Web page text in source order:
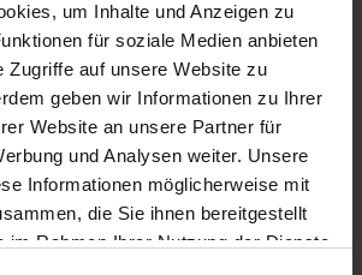
um Inhalte und Anzeigen zu
für soziale Medien anbieten
Zugriffe auf unsere Website zu
geben wir Informationen zu Ihrer
Website an unsere Partner für
und Analysen weiter. Unsere
Informationen möglicherweise mit
die Sie ihnen bereitgestellt
im Rahmen Ihrer Nutzung der Dienste